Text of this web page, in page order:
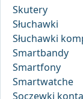
Skutery
Słuchawki
Słuchawki
Smartbandy
Smartfony
Smartwatche
Soczewki